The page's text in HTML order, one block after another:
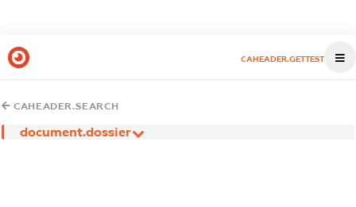
CAHEADER.GETTEST
CAHEADER.SEARCH
document.dossier